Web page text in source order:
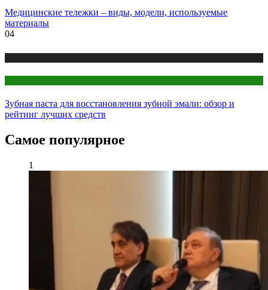
Медицинские тележки – виды, модели, используемые
материалы
04
Зубная паста для восстановления зубной эмали: обзор и
рейтинг лучших средств
Самое популярное
1